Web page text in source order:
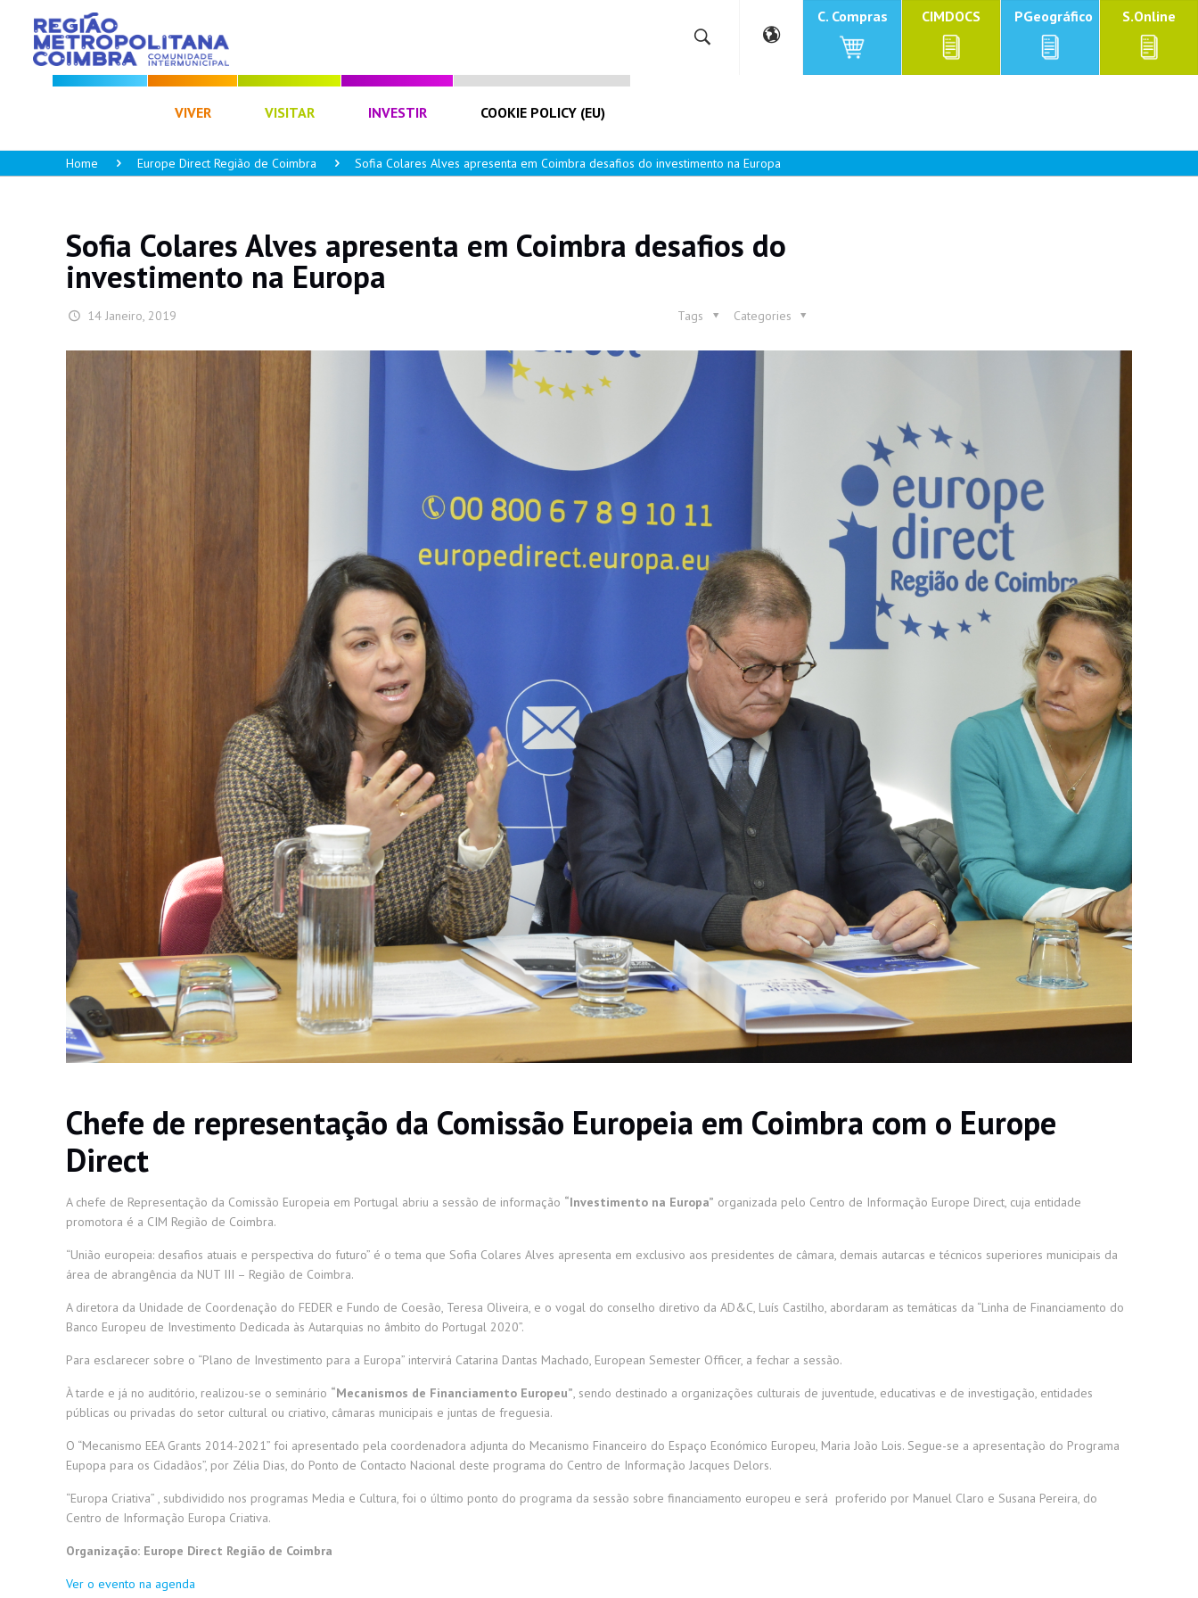
VIVER VISITAR INVESTIR COOKIE POLICY (EU)
C. Compras CIMDOCS PGeográfico S.Online
Home Europe Direct Região de Coimbra Sofia Colares Alves apresenta em Coimbra desafios do investimento na Europa
Sofia Colares Alves apresenta em Coimbra desafios do
investimento na Europa
14 Janeiro, 2019 Categories
Tags
Chefe de representação da Comissão Europeia em Coimbra com o Europe
Direct
A chefe de Representação da Comissão Europeia em Portugal abriu a sessão de informação “Investimento na Europa” organizada pelo Centro de Informação Europe Direct, cuja entidade
promotora é a CIM Região de Coimbra.
“União europeia: desafios atuais e perspectiva do futuro” é o tema que Sofia Colares Alves apresenta em exclusivo aos presidentes de câmara, demais autarcas e técnicos superiores municipais da
área de abrangência da NUT III – Região de Coimbra.
A diretora da Unidade de Coordenação do FEDER e Fundo de Coesão, Teresa Oliveira, e o vogal do conselho diretivo da AD&C, Luís Castilho, abordaram as temáticas da “Linha de Financiamento do
Banco Europeu de Investimento Dedicada às Autarquias no âmbito do Portugal 2020”.
Para esclarecer sobre o “Plano de Investimento para a Europa” intervirá Catarina Dantas Machado, European Semester Officer, a fechar a sessão.
À tarde e já no auditório, realizou-se o seminário “Mecanismos de Financiamento Europeu”, sendo destinado a organizações culturais de juventude, educativas e de investigação, entidades
públicas ou privadas do setor cultural ou criativo, câmaras municipais e juntas de freguesia.
O “Mecanismo EEA Grants 2014-2021” foi apresentado pela coordenadora adjunta do Mecanismo Financeiro do Espaço Económico Europeu, Maria João Lois. Segue-se a apresentação do Programa
Eupopa para os Cidadãos”, por Zélia Dias, do Ponto de Contacto Nacional deste programa do Centro de Informação Jacques Delors.
“Europa Criativa” , subdividido nos programas Media e Cultura, foi o último ponto do programa da sessão sobre financiamento europeu e será proferido por Manuel Claro e Susana Pereira, do
Centro de Informação Europa Criativa.
Organização: Europe Direct Região de Coimbra
Ver o evento na agenda